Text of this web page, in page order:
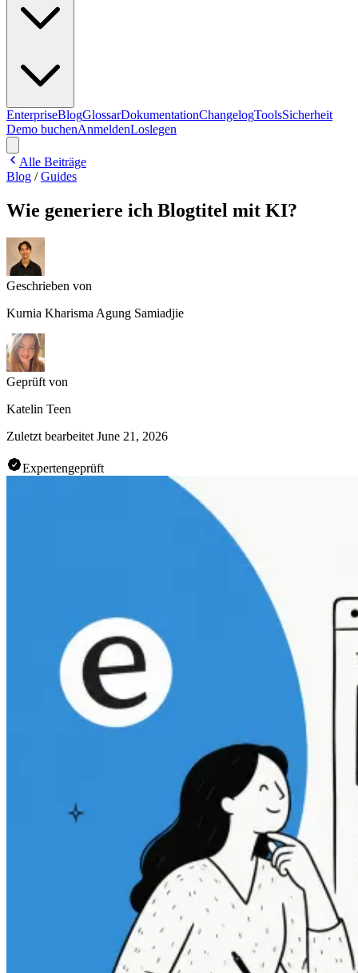
EnterpriseBlogGlossarDokumentationChangelogToolsSicherheit
Demo buchenAnmeldenLoslegen
Alle Beiträge
Blog /Guides
Wie generiere ich Blogtitel mit KI?
Geschrieben von
Kurnia Kharisma Agung Samiadjie
Geprüft von
Katelin Teen
Zuletzt bearbeitet June 21, 2026
Expertengeprüft